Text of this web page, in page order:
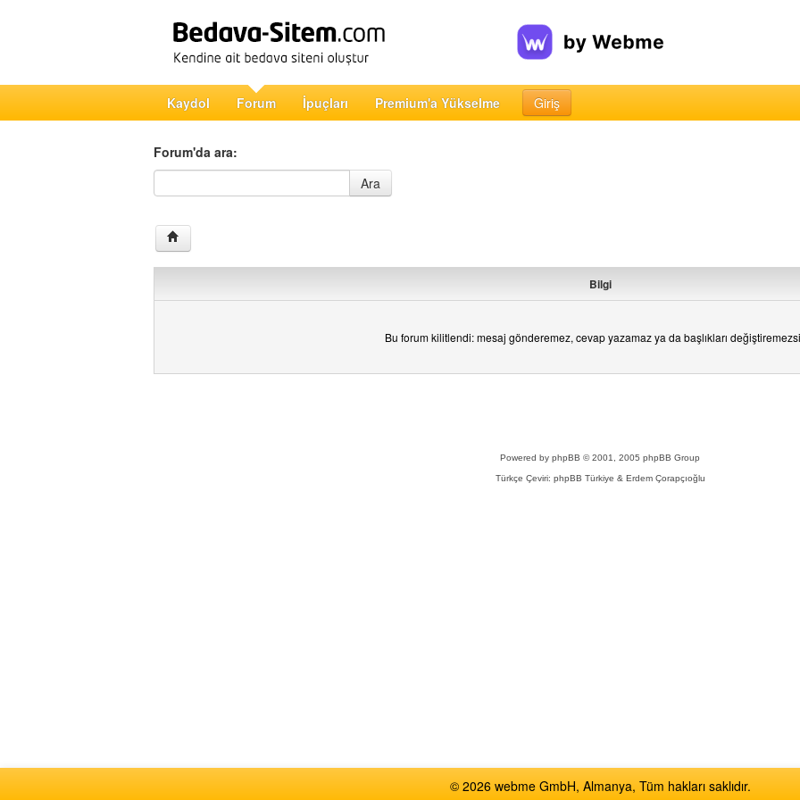
Kaydol Forum İpuçları Premium'a Yükselme Giriş
Forum'da ara:
Forum'da ara
Ara
Bilgi
Bu forum kilitlendi: mesaj gönderemez, cevap yazamaz ya da başlıkları
Powered by phpBB © 2001, 2005 phpBB Group
Türkçe Çeviri: phpBB Türkiye & Erdem Çorapçıoğlu
© 2026 webme GmbH, Almanya, Tüm hakları saklıdır.